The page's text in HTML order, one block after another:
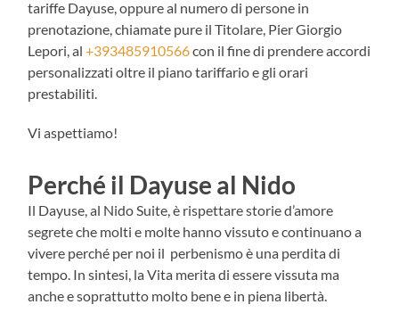
tariffe Dayuse, oppure al numero di persone in
prenotazione, chiamate pure il Titolare, Pier Giorgio
Lepori, al+393485910566con il fine di prendere accordi
personalizzati oltre il piano tariffario e gli orari
prestabiliti.
Vi aspettiamo!
Perché il Dayuse al Nido
Il Dayuse, al Nido Suite, è rispettare storie d’amore
segrete che molti e molte hanno vissuto e continuano a
vivere perché per noi il perbenismo è una perdita di
tempo. In sintesi, la Vita merita di essere vissuta ma
anche e soprattutto molto bene e in piena libertà.